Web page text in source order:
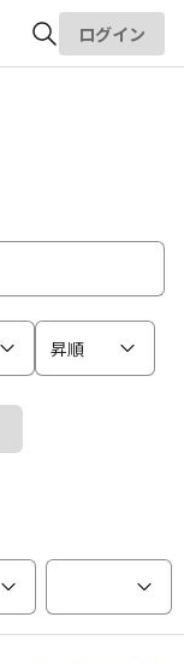
ログイン
昇順